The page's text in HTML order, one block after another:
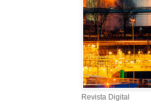
Revista Digital